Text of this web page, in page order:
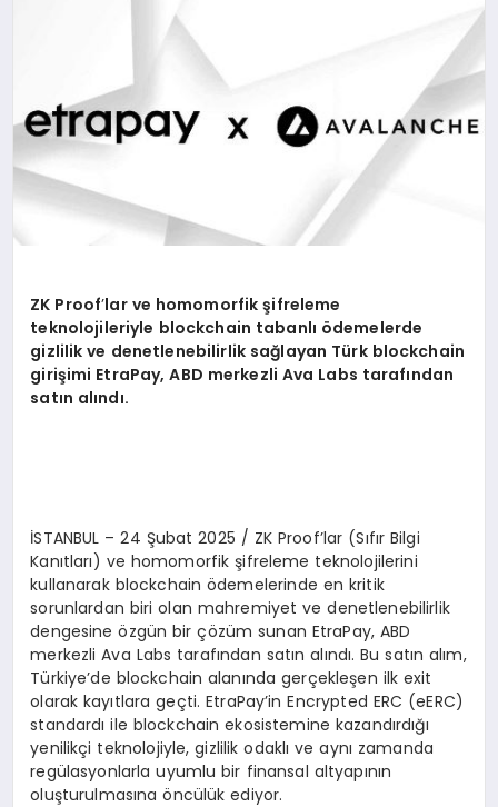
ZK Proof’lar ve homomorfik şifreleme
teknolojileriyle blockchain tabanlı ödemelerde
gizlilik ve denetlenebilirlik sağlayan Türk blockchain
girişimi EtraPay, ABD merkezli Ava Labs tarafından
satın alındı.
İSTANBUL – 24 Şubat 2025 / ZK Proof’lar (Sıfır Bilgi
Kanıtları) ve homomorfik şifreleme teknolojilerini
kullanarak blockchain ödemelerinde en kritik
sorunlardan biri olan mahremiyet ve denetlenebilirlik
dengesine özgün bir çözüm sunan EtraPay, ABD
merkezli Ava Labs tarafından satın alındı. Bu satın alım,
Türkiye’de blockchain alanında gerçekleşen ilk exit
olarak kayıtlara geçti. EtraPay’in Encrypted ERC (eERC)
standardı ile blockchain ekosistemine kazandırdığı
yenilikçi teknolojiyle, gizlilik odaklı ve aynı zamanda
regülasyonlarla uyumlu bir finansal altyapının
oluşturulmasına öncülük ediyor.